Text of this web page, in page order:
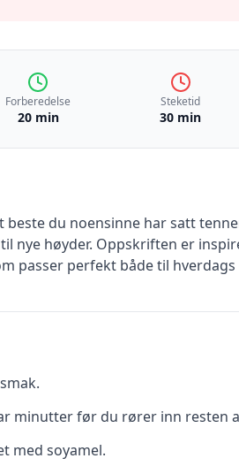
Forberedelse
20 min
Steketid
30 min
du noensinne har satt
høyder. Oppskriften er
passer perfekt både til hverdags
minutter før du rører inn resten
med soyamel.